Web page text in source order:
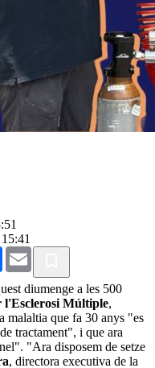
Facebook
Email
diumenge a les 500
Múltiple,
malaltia que fa 30 anys "es
tractament", i que ara
"Ara disposem de setze
, directora executiva de la